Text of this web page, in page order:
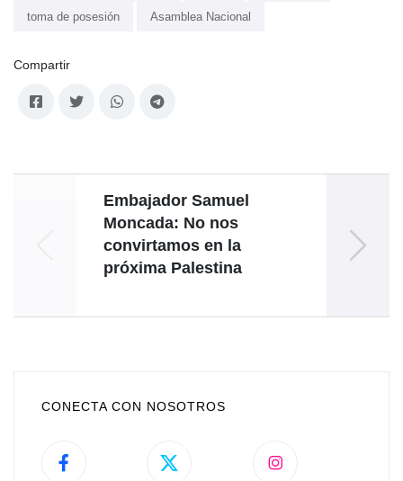
toma de posesión Asamblea Nacional
Compartir
Embajador Samuel
Moncada: No nos
convirtamos en la
próxima Palestina ‎
CONECTA CON NOSOTROS